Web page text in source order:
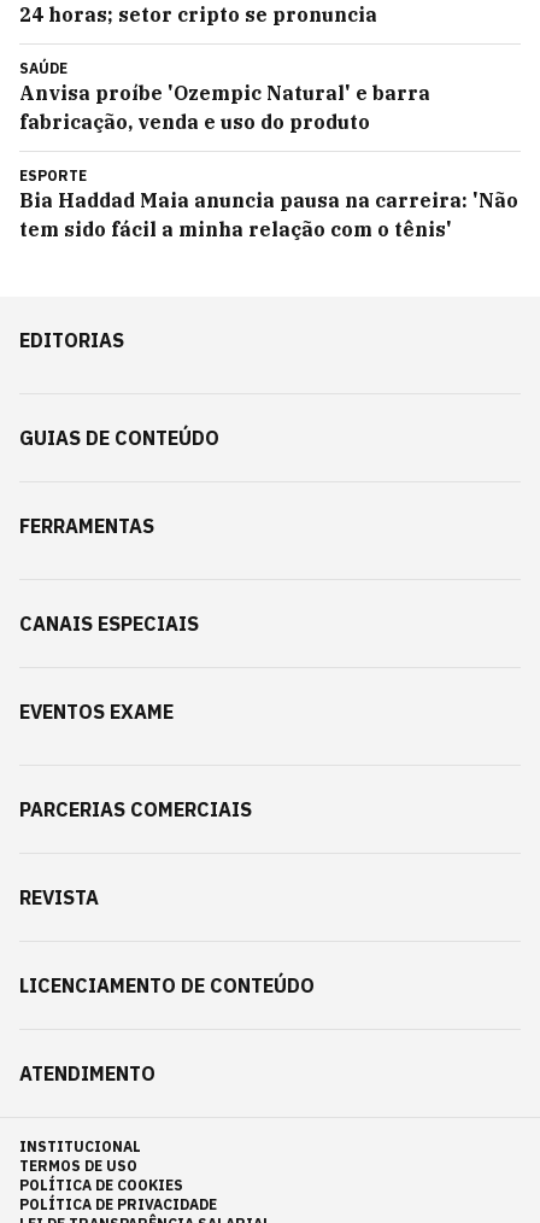
24 horas; setor cripto se pronuncia
SAÚDE
Anvisa proíbe 'Ozempic Natural' e barra
fabricação, venda e uso do produto
ESPORTE
Bia Haddad Maia anuncia pausa na carreira: 'Não
tem sido fácil a minha relação com o tênis'
EDITORIAS
GUIAS DE CONTEÚDO
FERRAMENTAS
CANAIS ESPECIAIS
EVENTOS EXAME
PARCERIAS COMERCIAIS
REVISTA
LICENCIAMENTO DE CONTEÚDO
ATENDIMENTO
INSTITUCIONAL
TERMOS DE USO
POLÍTICA DE COOKIES
POLÍTICA DE PRIVACIDADE